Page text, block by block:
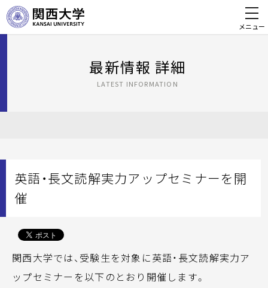
メニュー
最新情報 詳細
LATEST INFORMATION
英語・長文読解実力アップセミナーを開
催
関西大学では、受験生を対象に英語・長文読解実力ア
ップセミナーを以下のとおり開催します。